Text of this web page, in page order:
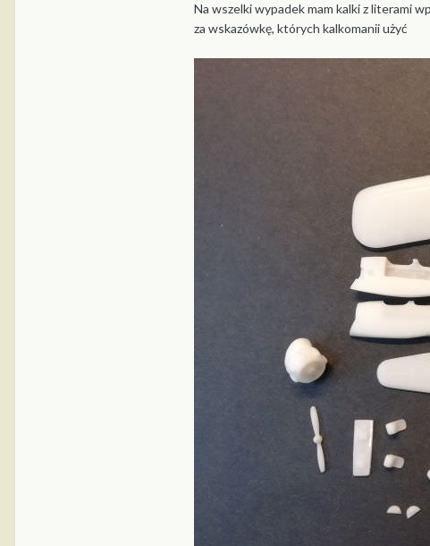
Na wszelki wypadek mam kalki z literami
za wskazówkę, których kalkomanii użyć